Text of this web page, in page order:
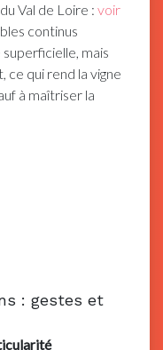
Val de Loire : voir
continus
mais
qui rend la vigne
à maîtriser la
: gestes et